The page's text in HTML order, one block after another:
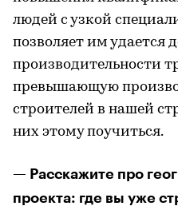
людей с узкой
позволяет им удается
производительности
превышающую
строителей в нашей
них этому поучиться.
— Расскажите про
проекта: где вы уже